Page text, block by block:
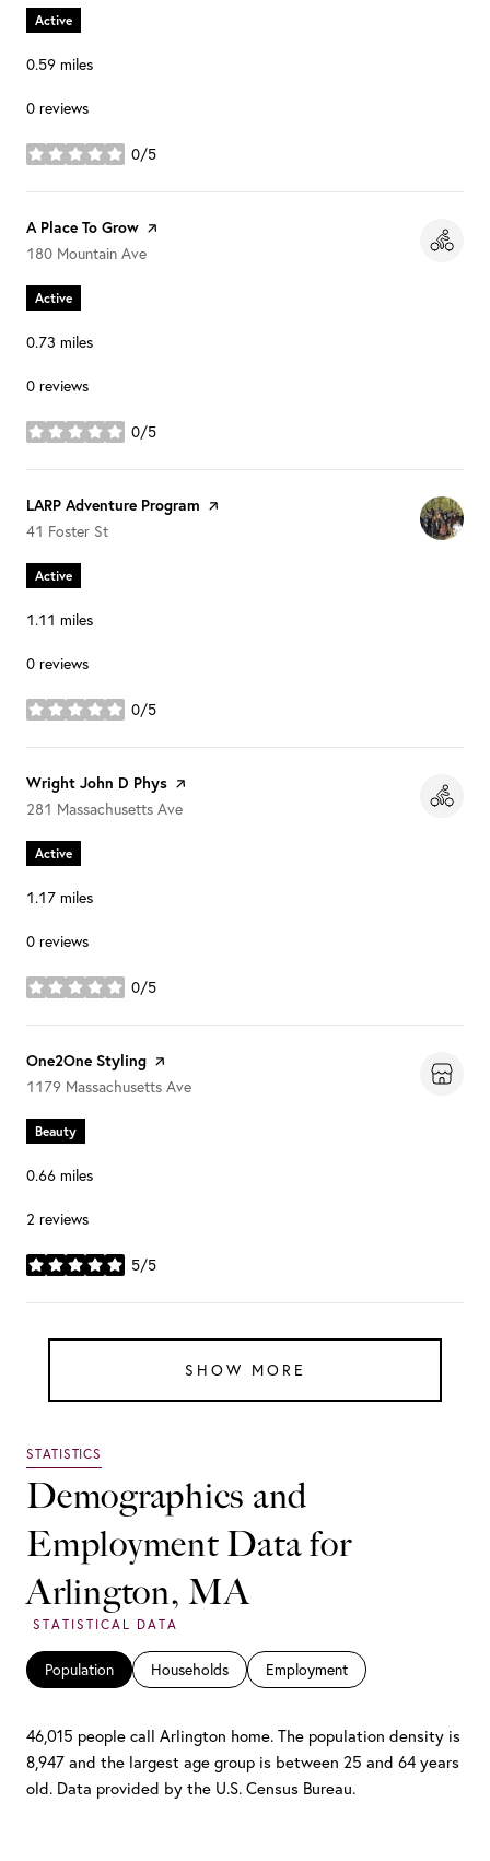
Active
0.59 miles
0 reviews
0/5
stars
Visit the
A Place To Grow page on Yelp
Search
180 Mountain Ave
Active
0.73 miles
0 reviews
0/5
stars
Visit the
LARP Adventure Program page on Yelp
Search
41 Foster St
Active
1.11 miles
0 reviews
0/5
stars
Visit the
Wright John D Phys page on Yelp
Search
281 Massachusetts Ave
Active
1.17 miles
0 reviews
0/5
stars
Visit the
One2One Styling page on Yelp
Search
1179 Massachusetts Ave
Beauty
0.66 miles
2 reviews
5/5
stars
SHOW MORE
Demographics and
Employment Data for
Arlington, MA
Population Households Employment
46,015 people call Arlington home. The population density is
8,947 and the largest age group is between 25 and 64 years
old. Data provided by the U.S. Census Bureau.